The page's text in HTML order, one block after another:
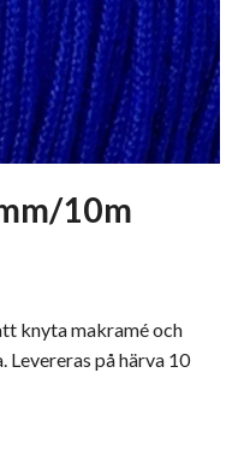
10m
knyta makramé och
Levereras på härva 10